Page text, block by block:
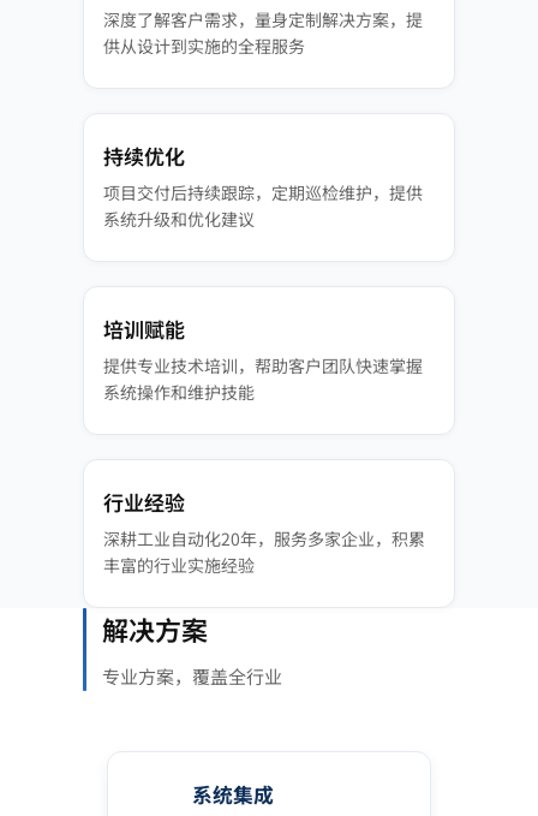
深度了解客户需求，量身定制解决方案，提
供从设计到实施的全程服务
持续优化
项目交付后持续跟踪，定期巡检维护，提供
系统升级和优化建议
培训赋能
提供专业技术培训，帮助客户团队快速掌握
系统操作和维护技能
行业经验
深耕工业自动化20年，服务多家企业，积累
丰富的行业实施经验
解决方案
专业方案，覆盖全行业
系统集成